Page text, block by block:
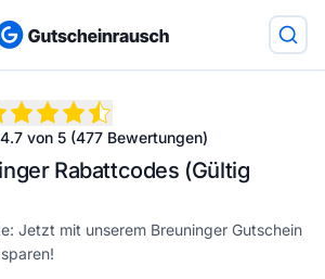
von 5 (477 Bewertungen)
Rabattcodes (Gültig
Jetzt mit unserem Breuninger Gutschein